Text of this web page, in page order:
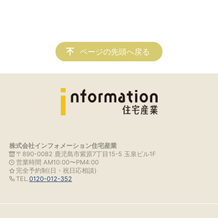
ページの先頭へ戻る
株式会社インフォメーション住宅産業
〒890-0082 鹿児島市紫原7丁目15-5 玉泉ビル1F
営業時間 AM10:00〜PM4:00
完全予約制(日・祝日応相談)
TEL.0120-012-352